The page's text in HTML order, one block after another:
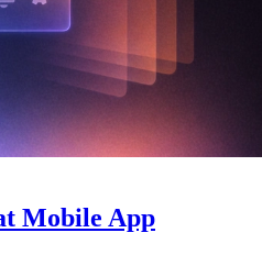
Mobile App